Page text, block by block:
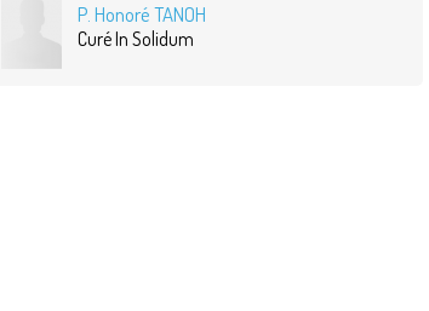
P. Honoré TANOH
Curé In Solidum